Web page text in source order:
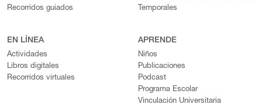
Recorridos guiados
Temporales
EN LÍNEA
Actividades
Libros digitales
Recorridos virtuales
APRENDE
Niños
Publicaciones
Podcast
Programa Escolar
Vinculación Universitaria